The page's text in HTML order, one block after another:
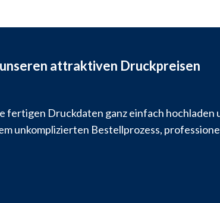
attraktiven Druckpreisen
fertigen Druckdaten ganz einfach hochladen
unkomplizierten Bestellprozess,